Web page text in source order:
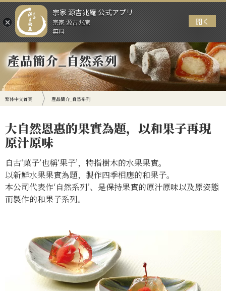
宗家 源吉兆庵 公式アプリ
宗家 源吉兆庵
無料
開く
Menu
產品簡介_自然系列
繁体中文首頁 產品簡介_自然系列
大自然恩惠的果實為題，以和果子再現
原汁原味
自古‘菓子’也稱‘果子’，特指樹木的水果果實。
以新鮮水果果實為題，製作四季相應的和果子。
本公司代表作‘自然系列’、是保持果實的原汁原味以及原姿態
而製作的和果子系列。